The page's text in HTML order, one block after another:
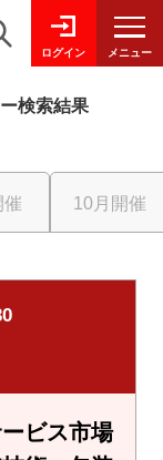
ログイン メニュー
検索結果
催 10月開催
ビス市場